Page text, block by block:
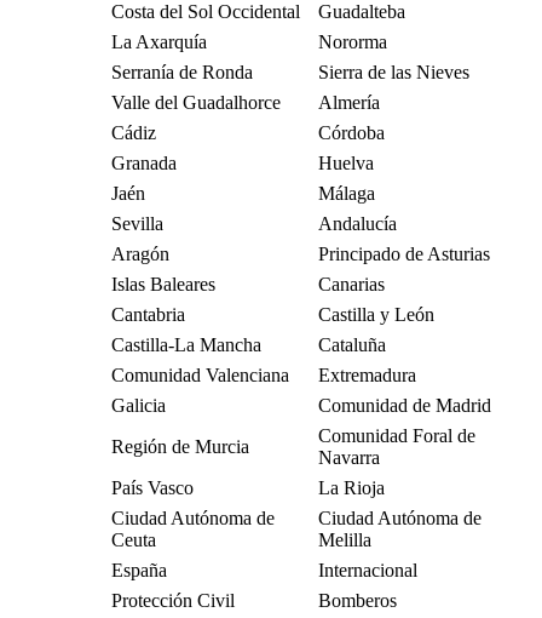
Costa del Sol Occidental
Guadalteba
La Axarquía
Nororma
Serranía de Ronda
Sierra de las Nieves
Valle del Guadalhorce
Almería
Cádiz
Córdoba
Granada
Huelva
Jaén
Málaga
Sevilla
Andalucía
Aragón
Principado de Asturias
Islas Baleares
Canarias
Cantabria
Castilla y León
Castilla-La Mancha
Cataluña
Comunidad Valenciana
Extremadura
Galicia
Comunidad de Madrid
Región de Murcia
Comunidad Foral de
Navarra
País Vasco
La Rioja
Ciudad Autónoma de
Ceuta
Ciudad Autónoma de
Melilla
España
Internacional
Protección Civil
Bomberos